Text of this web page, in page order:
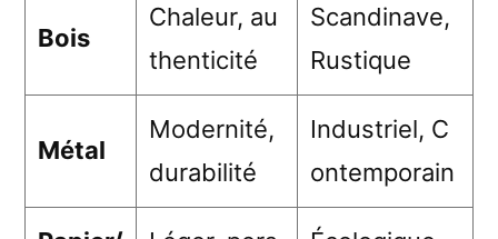
Bois
Chaleur, au
thenticité
Scandinave,
Rustique
Métal
Modernité,
durabilité
Industriel, C
ontemporain